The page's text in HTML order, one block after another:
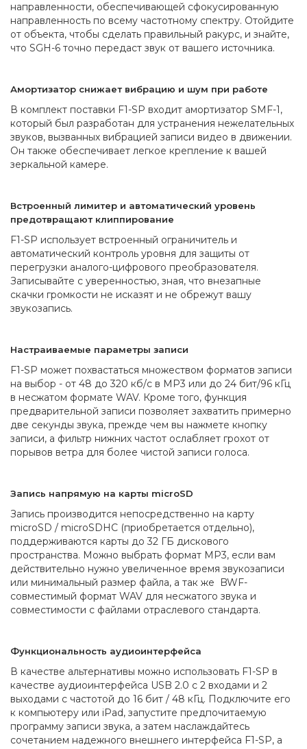
направленности, обеспечивающей сфокусированную
направленность по всему частотному спектру. Отойдите
от объекта, чтобы сделать правильный ракурс, и знайте,
что SGH-6 точно передаст звук от вашего источника.
Амортизатор снижает вибрацию и шум при работе
В комплект поставки F1-SP входит амортизатор SMF-1,
который был разработан для устранения нежелательных
звуков, вызванных вибрацией записи видео в движении.
Он также обеспечивает легкое крепление к вашей
зеркальной камере.
Встроенный лимитер и автоматический уровень
предотвращают клиппирование
F1-SP использует встроенный ограничитель и
автоматический контроль уровня для защиты от
перегрузки аналого-цифрового преобразователя.
Записывайте с уверенностью, зная, что внезапные
скачки громкости не исказят и не обрежут вашу
звукозапись.
Настраиваемые параметры записи
F1-SP может похвастаться множеством форматов записи
на выбор - от 48 до 320 кб/с в MP3 или до 24 бит/96 кГц
в несжатом формате WAV. Кроме того, функция
предварительной записи позволяет захватить примерно
две секунды звука, прежде чем вы нажмете кнопку
записи, а фильтр нижних частот ослабляет грохот от
порывов ветра для более чистой записи голоса.
Запись напрямую на карты microSD
Запись производится непосредственно на карту
microSD / microSDHC (приобретается отдельно),
поддерживаются карты до 32 ГБ дискового
пространства. Можно выбрать формат MP3, если вам
действительно нужно увеличенное время звукозаписи
или минимальный размер файла, а так же BWF-
совместимый формат WAV для несжатого звука и
совместимости с файлами отраслевого стандарта.
Функциональность аудиоинтерфейса
В качестве альтернативы можно использовать F1-SP в
качестве аудиоинтерфейса USB 2.0 с 2 входами и 2
выходами с частотой до 16 бит / 48 кГц. Подключите его
к компьютеру или iPad, запустите предпочитаемую
программу записи звука, а затем наслаждайтесь
сочетанием надежного внешнего интерфейса F1-SP, а